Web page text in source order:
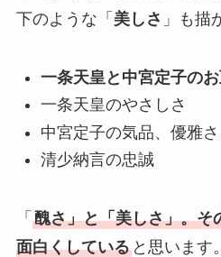
下のような「 美しさ 」も描
一条天皇と中宮定子の
一条天皇のやさしさ
中宮定子の気品、優雅
清少納言の忠誠
「 醜さ」と「美しさ」。そ
面白くしていると思います。